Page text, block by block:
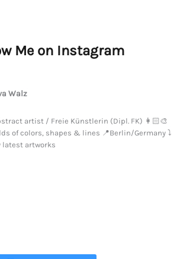
Me on Instagram
Walz
artist / Freie Künstlerin (Dipl. FK) 👩🏻‍🎨
of colors, shapes & lines 📍Berlin/Germany ⤵️
latest artworks